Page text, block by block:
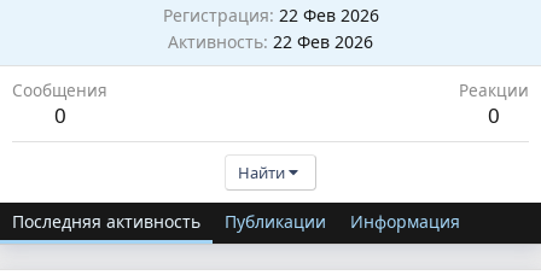
Регистрация 22 Фев 2026
Активность 22 Фев 2026
Сообщения
0
Реакции
0
Найти
Последняя активность Публикации Информация